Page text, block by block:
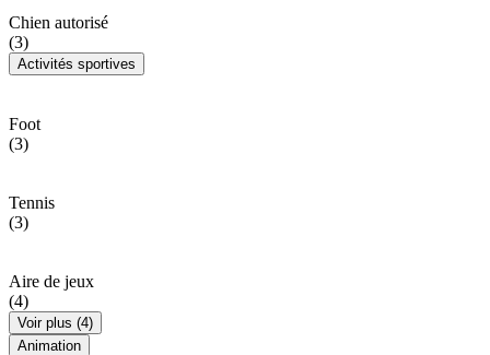
Chien autorisé
(3)
Activités sportives
Foot
(3)
Tennis
(3)
Aire de jeux
(4)
Voir plus (4)
Animation